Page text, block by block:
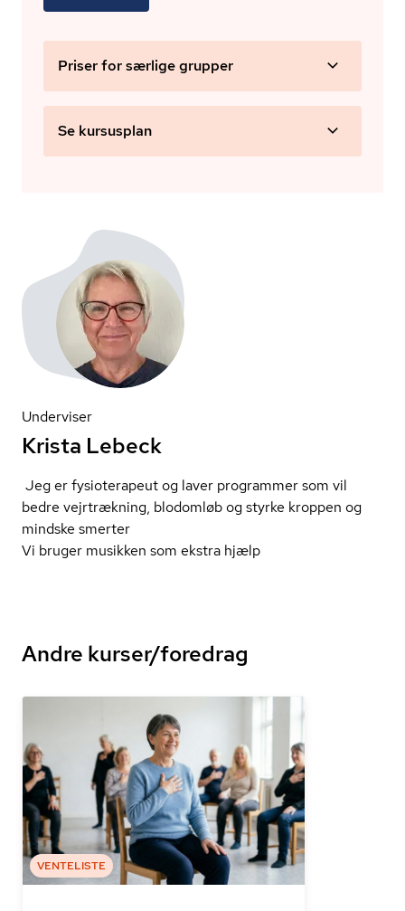
Priser for særlige grupper
Se kursusplan
Underviser
Krista Lebeck
Jeg er fysioterapeut og laver programmer som vil
bedre vejrtrækning, blodomløb og styrke kroppen og
mindske smerter
Vi bruger musikken som ekstra hjælp
Andre kurser/foredrag
VENTELISTE